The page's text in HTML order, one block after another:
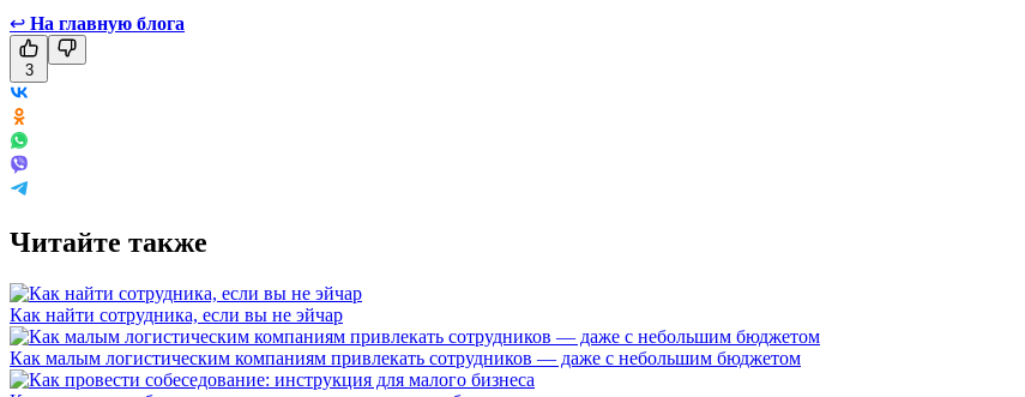
↩ На главную блога
3
Читайте также
Как найти сотрудника, если вы не эйчар
Как малым логистическим компаниям привлекать сотрудников — даже с небольшим бюджетом